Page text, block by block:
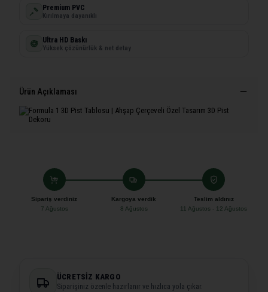
Premium PVC
Kırılmaya dayanıklı
Ultra HD Baskı
Yüksek çözünürlük & net detay
Ürün Açıklaması
Sipariş verdiniz
7 Ağustos
Kargoya verdik
8 Ağustos
Teslim aldınız
11 Ağustos - 12 Ağustos
ÜCRETSIZ KARGO
Siparişiniz özenle hazırlanır ve hızlıca yola çıkar.